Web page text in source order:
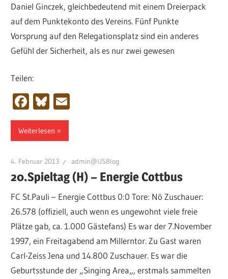
Daniel Ginczek, gleichbedeutend mit einem Dreierpack
auf dem Punktekonto des Vereins. Fünf Punkte
Vorsprung auf den Relegationsplatz sind ein anderes
Gefühl der Sicherheit, als es nur zwei gewesen
Teilen:
Facebook
Bluesky
Weiterlesen
4. Februar 2013 admin@USBlog
20.Spieltag (H) – Energie Cottbus
FC St.Pauli – Energie Cottbus 0:0 Tore: Nö Zuschauer:
26.578 (offiziell, auch wenn es ungewohnt viele freie
Plätze gab, ca. 1.000 Gästefans) Es war der 7.November
1997, ein Freitagabend am Millerntor. Zu Gast waren
Carl-Zeiss Jena und 14.800 Zuschauer. Es war die
Geburtsstunde der „Singing Area„, erstmals sammelten